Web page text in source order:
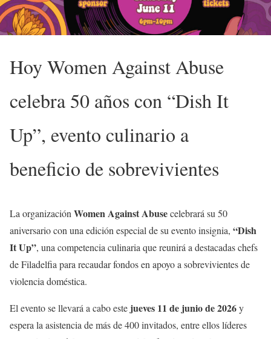
Hoy Women Against Abuse
celebra 50 años con “Dish It
Up”, evento culinario a
beneficio de sobrevivientes
La organización Women Against Abusecelebrará su 50
aniversario con una edición especial de su evento insignia, “Dish
It Up”, una competencia culinaria que reunirá a destacadas chefs
de Filadelfia para recaudar fondos en apoyo a sobrevivientes de
violencia doméstica.
El evento se llevará a cabo este jueves 11 de junio de 2026y
espera la asistencia de más de 400 invitados, entre ellos líderes